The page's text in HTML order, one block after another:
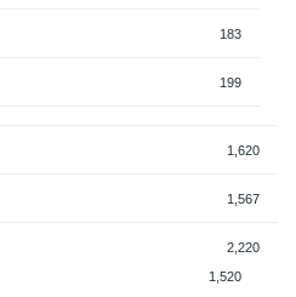
183
199
1,620
1,567
2,220
1,520